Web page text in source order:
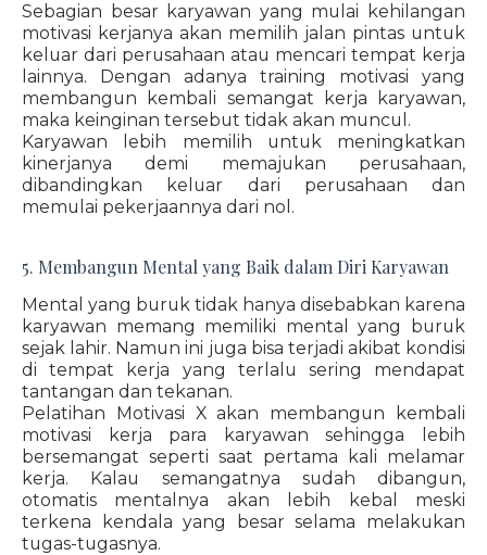
Sebagian besar karyawan yang mulai kehilangan
motivasi kerjanya akan memilih jalan pintas untuk
keluar dari perusahaan atau mencari tempat kerja
lainnya. Dengan adanya training motivasi yang
membangun kembali semangat kerja karyawan,
maka keinginan tersebut tidak akan muncul.
Karyawan lebih memilih untuk meningkatkan
kinerjanya demi memajukan perusahaan,
dibandingkan keluar dari perusahaan dan
memulai pekerjaannya dari nol.
5. Membangun Mental yang Baik dalam Diri Karyawan
Mental yang buruk tidak hanya disebabkan karena
karyawan memang memiliki mental yang buruk
sejak lahir. Namun ini juga bisa terjadi akibat kondisi
di tempat kerja yang terlalu sering mendapat
tantangan dan tekanan.
Pelatihan Motivasi X akan membangun kembali
motivasi kerja para karyawan sehingga lebih
bersemangat seperti saat pertama kali melamar
kerja. Kalau semangatnya sudah dibangun,
otomatis mentalnya akan lebih kebal meski
terkena kendala yang besar selama melakukan
tugas-tugasnya.